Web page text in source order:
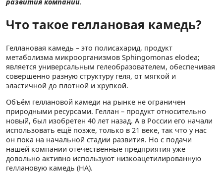
Что такое геллановая камедь?
Геллановая камедь – это полисахарид, продукт
метаболизма микроорганизмов Sphingomonas elodea;
является универсальным гелеобразователем, обеспечивая
совершенно разную структуру геля, от мягкой и
эластичной до плотной и хрупкой.
Объём геллановой камеди на рынке не ограничен
природными ресурсами. Геллан – продукт относительно
новый, был изобретен 40 лет назад. А в России его начали
использовать ещё позже, только в 21 веке, так что у нас
он пока на начальной стадии развития. Но с подачи
нашей компании отечественные предприятия уже
довольно активно используют низкоацетилированную
геллановую камедь (НА).